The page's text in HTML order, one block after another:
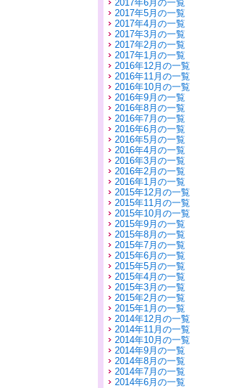
2017年6月の一覧
2017年5月の一覧
2017年4月の一覧
2017年3月の一覧
2017年2月の一覧
2017年1月の一覧
2016年12月の一覧
2016年11月の一覧
2016年10月の一覧
2016年9月の一覧
2016年8月の一覧
2016年7月の一覧
2016年6月の一覧
2016年5月の一覧
2016年4月の一覧
2016年3月の一覧
2016年2月の一覧
2016年1月の一覧
2015年12月の一覧
2015年11月の一覧
2015年10月の一覧
2015年9月の一覧
2015年8月の一覧
2015年7月の一覧
2015年6月の一覧
2015年5月の一覧
2015年4月の一覧
2015年3月の一覧
2015年2月の一覧
2015年1月の一覧
2014年12月の一覧
2014年11月の一覧
2014年10月の一覧
2014年9月の一覧
2014年8月の一覧
2014年7月の一覧
2014年6月の一覧